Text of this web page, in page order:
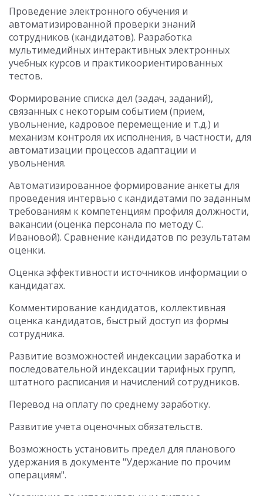
Проведение электронного обучения и
автоматизированной проверки знаний
сотрудников (кандидатов). Разработка
мультимедийных интерактивных электронных
учебных курсов и практикоориентированных
тестов.
Формирование списка дел (задач, заданий),
связанных с некоторым событием (прием,
увольнение, кадровое перемещение и т.д.) и
механизм контроля их исполнения, в частности, для
автоматизации процессов адаптации и
увольнения.
Автоматизированное формирование анкеты для
проведения интервью с кандидатами по заданным
требованиям к компетенциям профиля должности,
вакансии (оценка персонала по методу С.
Ивановой). Сравнение кандидатов по результатам
оценки.
Оценка эффективности источников информации о
кандидатах.
Комментирование кандидатов, коллективная
оценка кандидатов, быстрый доступ из формы
сотрудника.
Развитие возможностей индексации заработка и
последовательной индексации тарифных групп,
штатного расписания и начислений сотрудников.
Перевод на оплату по среднему заработку.
Развитие учета оценочных обязательств.
Возможность установить предел для планового
удержания в документе "Удержание по прочим
операциям".